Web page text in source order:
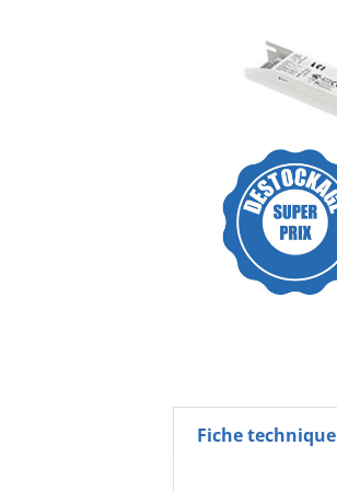
Fiche technique